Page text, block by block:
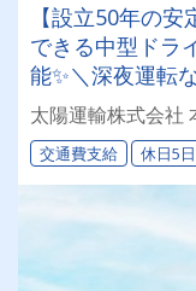
【設立50年の
できる中型ドラ
能✨＼深夜運転
の時間を大切に
専用車両
太陽運輸株式会社
交通費支給 休日5